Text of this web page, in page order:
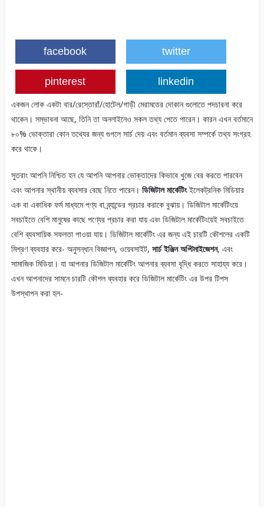
facebook twitter
pinterest linkedin
একজন লোক একটা বার/রেস্তোরাঁ/হোটেল/গাড়ী মেরামতের দোকান গুলোতে পদচারনা করে
থাকেন। সম্ভাবনা আছে, তিনি তা অনলাইনেও সকল তথ্য পেতে পারেন। কারন এখন বর্তমানে
৮০% ভোক্তারা কোন তথ্যের জন্য গুগলে সার্চ দেয় এবং বর্তমান ব্যবসা সম্পর্কে তথ্য সংগ্রহ
করে থাকে।
সুতরাং আপনি নিশ্চিত হন যে আপনি আপনার ভোক্তাদের কিভাবে খুজে বের করতে পারবেন
এবং আপনার স্থানীয় ব্যবসার বেছে নিতে পারেন। ডিজিটাল মার্কেটিংইলেকট্রনিক মিডিয়ার
এক বা একাধিক ফর্ম মাধ্যমে পণ্য বা ব্র্যান্ডের প্রচার করাকে বুঝায়। ডিজিটাল মার্কেটিংয়ে
সবচাইতে বেশি মানুষের কাছে পণ্যের প্রচার করা যায় এবং ডিজিটাল মার্কেটিংয়েই সবচাইতে
বেশি ব্যবসায়িক সফলতা পাওয়া যায়। ডিজিটাল মার্কেটিং এর জন্য এই চারটি কৌশলের একটি
মিশ্রণ ব্যবহার করে- অনুসন্ধান বিজ্ঞাপন, ওয়েবসাইট, সার্চ ইঞ্জিন অপ্টিমাইজেশন, এবং
সামাজিক মিডিয়া। যা আপনার ডিজিটাল মার্কেটিং আপনার ব্যবসা বৃদ্ধি করতে সাহায্য করে।
এখন আপনাদের সামনে চারটি কৌশল ব্যবহার করে ডিজিটাল মার্কেটিং এর উপর টিপস
উপস্থাপন করা হল-